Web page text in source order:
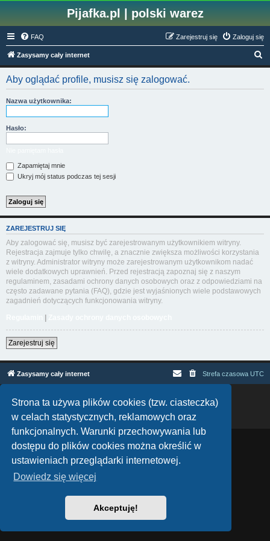
Strona ta używa plików cookies (tzw. ciasteczka)
w celach statystycznych, reklamowych oraz
funkcjonalnych. Warunki przechowywania lub
dostępu do plików cookies można określić w
ustawieniach przeglądarki internetowej.
Dowiedz się więcej
Akceptuję!
Pijafka.pl | polski warez
FAQ Zaloguj się
Zarejestruj się
Zasysamy cały internet
z
Aby oglądać profile, musisz się zalogować.
Nazwa użytkownika:
Hasło:
Zapamiętaj mnie
Ukryj mój status podczas tej sesji
ZAREJESTRUJ SIĘ
Aby zalogować się, musisz być zarejestrowanym użytkownikiem witryny.
Rejestracja zajmuje tylko chwilę, a znacznie zwiększa możliwości korzystania
z witryny. Administrator witryny może zarejestrowanym użytkownikom nadać
wiele dodatkowych uprawnień. Przed rejestracją zapoznaj się z naszym
regulaminem, zasadami ochrony danych osobowych oraz z odpowiedziami na
często zadawane pytania (FAQ), gdzie jest wyjaśnionych wiele podstawowych
zagadnień dotyczących funkcjonowania witryny.
|
Zarejestruj się
Zasysamy cały internet Strefa czasowa UTC
Polski pakiet językowy dostarcza phpBB.pl
Zasady ochrony danych osobowych|Regulamin